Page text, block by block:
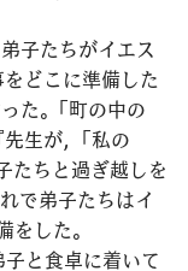
子たちがイエス
どこに準備した
た。「町の中の
生が，「私の
たちと過ぎ越しを
で弟子たちはイ
した。
と食卓に着いて